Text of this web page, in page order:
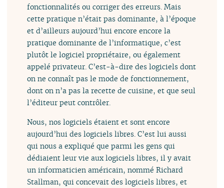
fonctionnalités ou corriger des erreurs. Mais
cette pratique n’était pas dominante, à l’époque
et d’ailleurs aujourd’hui encore encore la
pratique dominante de l’informatique, c’est
plutôt le logiciel propriétaire, ou également
appelé privateur. C’est-à-dire des logiciels dont
on ne connaît pas le mode de fonctionnement,
dont on n’a pas la recette de cuisine, et que seul
l’éditeur peut contrôler.
Nous, nos logiciels étaient et sont encore
aujourd’hui des logiciels libres. C’est lui aussi
qui nous a expliqué que parmi les gens qui
dédiaient leur vie aux logiciels libres, il y avait
un informaticien américain, nommé Richard
Stallman, qui concevait des logiciels libres, et